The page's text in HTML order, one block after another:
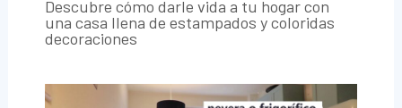
Descubre cómo darle vida a tu hogar con
una casa llena de estampados y coloridas
decoraciones